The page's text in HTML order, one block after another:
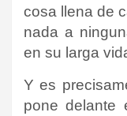
cosa llena de
nada a
en su larga
Y es
pone delante